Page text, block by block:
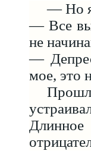
— Но я
— Все
не
—
мое, это
Длинное